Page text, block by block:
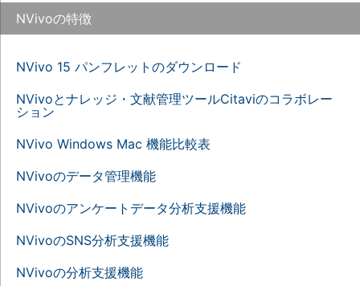
NVivoの特徴
NVivo 15 パンフレットのダウンロード
NVivoとナレッジ・文献管理ツールCitaviのコラボレー
ション
NVivo Windows Mac 機能比較表
NVivoのデータ管理機能
NVivoのアンケートデータ分析支援機能
NVivoのSNS分析支援機能
NVivoの分析支援機能